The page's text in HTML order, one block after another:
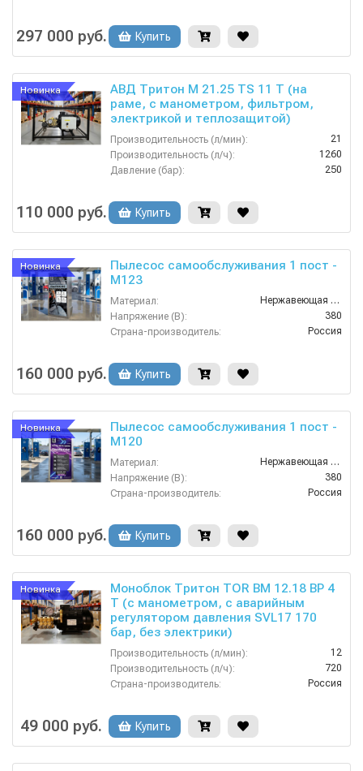
297 000 руб. Купить
Новинка
АВД Тритон M 21.25 TS 11 T (на
раме, с манометром, фильтром,
электрикой и теплозащитой)
Производительность (л/мин):
21
Производительность (л/ч):
1260
Давление (бар):
250
Страна-производитель:
110 000 руб. Купить
Новинка
Пылесос самообслуживания 1 пост -
М123
Материал:
Нержавеющая Сталь
Напряжение (В):
380
Страна-производитель:
Россия
160 000 руб. Купить
Новинка
Пылесос самообслуживания 1 пост -
М120
Материал:
Нержавеющая Сталь
Напряжение (В):
380
Страна-производитель:
Россия
160 000 руб. Купить
Новинка
Моноблок Тритон TOR ВМ 12.18 ВР 4
Т (с манометром, с аварийным
регулятором давления SVL17 170
бар, без электрики)
Производительность (л/мин):
12
Производительность (л/ч):
720
Страна-производитель:
Россия
Мощность (кВт):
49 000 руб. Купить